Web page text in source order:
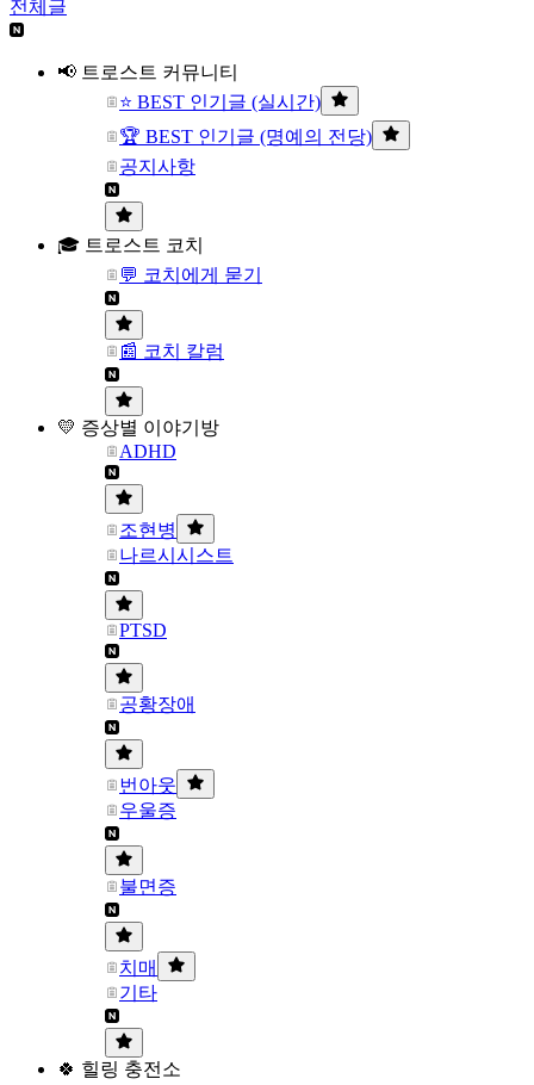
전체글
📢 트로스트 커뮤니티
⭐ BEST 인기글 (실시간)
🏆 BEST 인기글 (명예의 전당)
공지사항
🎓 트로스트 코치
💬 코치에게 묻기
📰 코치 칼럼
💛 증상별 이야기방
ADHD
조현병
나르시시스트
PTSD
공황장애
번아웃
우울증
불면증
치매
기타
🍀 힐링 충전소